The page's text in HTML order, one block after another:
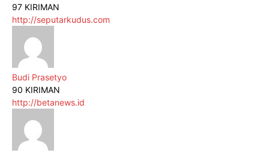
97 KIRIMAN
http://seputarkudus.com
Budi Prasetyo
90 KIRIMAN
http://betanews.id